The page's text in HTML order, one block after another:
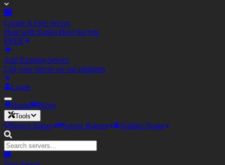
Create A Free Server
Host with Eagler.Host for free
FREE
Add Existing Server
List your server on our platform
Login
Home Blogs
Tools
Server Status Server Banner Votifier Tester